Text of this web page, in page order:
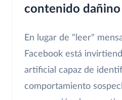
contenido dañino
En lugar de "leer"
Facebook está
artificial capaz de
comportamiento